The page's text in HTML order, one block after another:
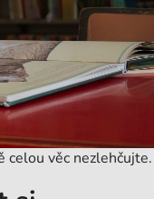
celou věc nezlehčujte.